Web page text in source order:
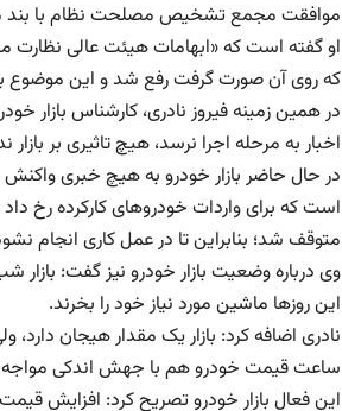
موافقت مجمع تشخیص مصلحت نظام با بند
او گفته است که «ابهامات هیئت عالی نظارت
که روی آن صورت گرفت رفع شد و این موضوع
در همین زمینه فیروز نادری، کارشناس بازار
اخبار به مرحله اجرا نرسد، هیچ تاثیری بر بازار
در حال حاضر بازار خودرو به هیچ خبری
است که برای واردات خودروهای کارکرده رخ
متوقف شد؛ بنابراین تا در عمل کاری انجام
وی درباره وضعیت بازار خودرو نیز گفت:
این روزها ماشین مورد نیاز خود را بخرند.
نادری اضافه کرد: بازار یک مقدار هیجان
ساعت قیمت خودرو هم با جهش اندکی مواجه
این فعال بازار خودرو تصریح کرد: افزایش قیمت